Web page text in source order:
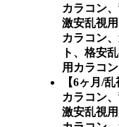
カラコン
激安乱視
カラコン
ト、格安
用カラコン
【6ヶ月/
カラコン
激安乱視